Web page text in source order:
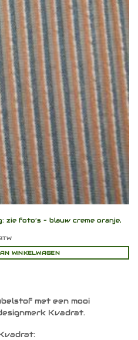
zie foto’s – blauw creme oranje,
WINKELWAGEN
met een mooi
Kvadrat.